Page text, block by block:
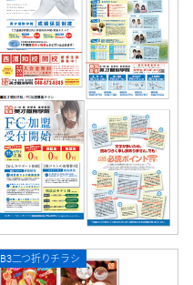
B3二つ折りチラシ